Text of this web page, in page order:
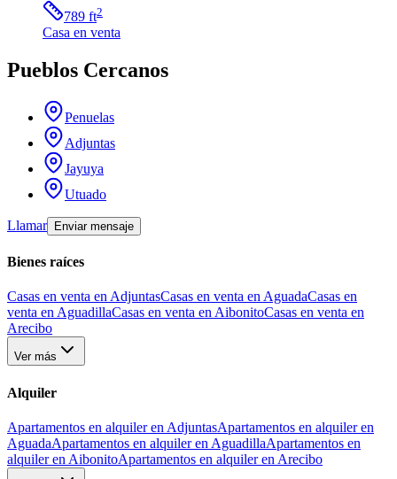
789 ft2
Casa en venta
Pueblos Cercanos
Penuelas
Adjuntas
Jayuya
Utuado
Llamar Enviar mensaje
Bienes raíces
Casas en venta en AdjuntasCasas en venta en AguadaCasas en
venta en AguadillaCasas en venta en AibonitoCasas en venta en
Arecibo
Ver más
Alquiler
Apartamentos en alquiler en AdjuntasApartamentos en alquiler en
AguadaApartamentos en alquiler en AguadillaApartamentos en
alquiler en AibonitoApartamentos en alquiler en Arecibo